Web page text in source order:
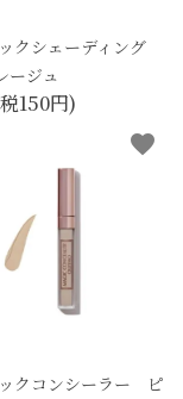
クシェーディング
ージュ
150円)
クコンシーラー ピ
favorite